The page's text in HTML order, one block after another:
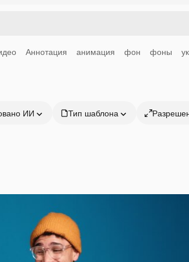
Аннотация анимация фон фоны
ИИ Тип шаблона
Продукция